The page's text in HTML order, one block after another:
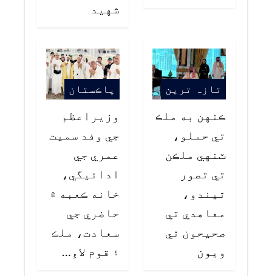
شهيد
تازہ ترین
ڪنهن به ملڪ
تي حملو،
ٽنهي ملڪن
تي تصور
ٿيندو،
معاهدي تي
صحيحون ٿي
ويون
پاڪستان
وزيراعظم
جي وفد سميت
عمري جي
ادائيگي،
خانه ڪعبه ۾
حاضري جي
سعادت، ملڪ
۽ قوم لاءِ…